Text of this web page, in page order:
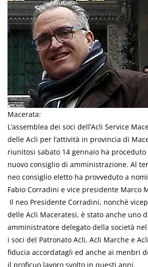
Macerata:
L’assemblea dei soci dell’Acli Service
delle Acli per l’attività in provincia di
riunitosi sabato 14 gennaio ha
nuovo consiglio di amministrazione. Al
neo consiglio eletto ha provveduto a
Fabio Corradini e vice presidente Marco
Il neo Presidente Corradini, nonchè
delle Acli Maceratesi, è stato anche uno
amministratore delegato della società
i soci del Patronato Acli, Acli Marche e
fiducia accordatagli ed anche ai menbri
il proficuo lavoro svolto in questi anni.